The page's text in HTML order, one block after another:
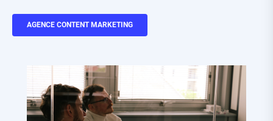
AGENCE CONTENT MARKETING